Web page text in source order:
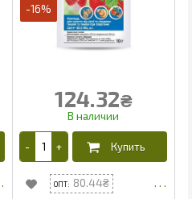
-16%
124.32₴
80.44